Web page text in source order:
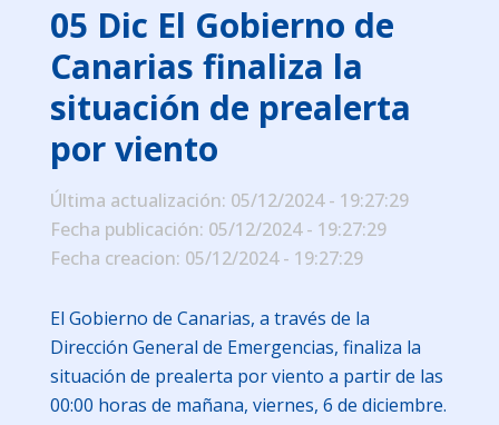
05 Dic El Gobierno de
Canarias finaliza la
situación de prealerta
por viento
Última actualización: 05/12/2024 - 19:27:29
Fecha publicación: 05/12/2024 - 19:27:29
Fecha creacion: 05/12/2024 - 19:27:29
El Gobierno de Canarias, a través de la
Dirección General de Emergencias, finaliza la
situación de prealerta por viento a partir de las
00:00 horas de mañana, viernes, 6 de diciembre.